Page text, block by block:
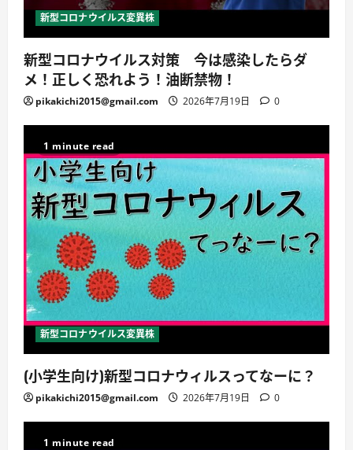
新型コロナウイルス変異株
新型コロナウイルス対策 今は感染したらダ
メ！正しく恐れよう！油断禁物！
pikakichi2015@gmail.com 2026年7月19日 0
1 minute read
新型コロナウイルス変異株
(小学生向け)新型コロナウィルスってなーに？
pikakichi2015@gmail.com 2026年7月19日 0
1 minute read